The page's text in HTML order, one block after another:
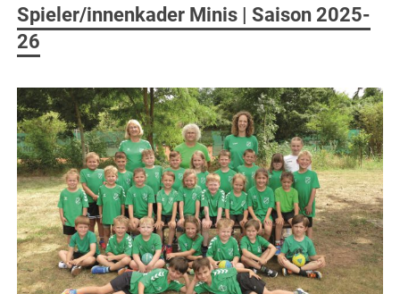
Spieler/innenkader Minis | Saison 2025-
26